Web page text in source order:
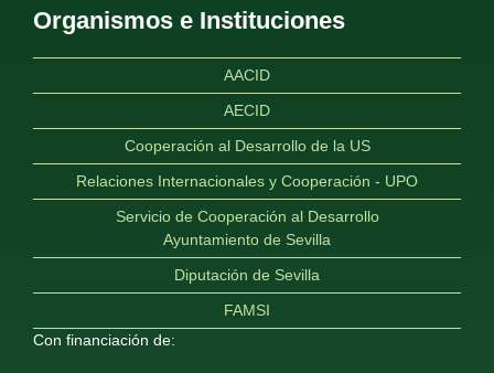
Organismos e Instituciones
AACID
AECID
Cooperación al Desarrollo de la US
Relaciones Internacionales y Cooperación - UPO
Servicio de Cooperación al Desarrollo
Ayuntamiento de Sevilla
Diputación de Sevilla
FAMSI
Con financiación de: